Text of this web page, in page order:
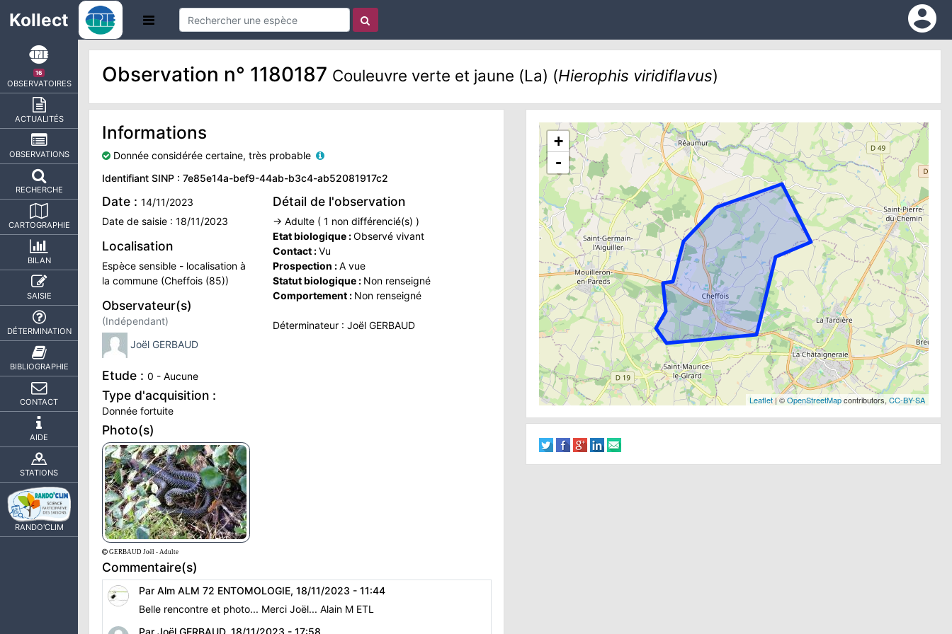
account_circle
Kollect
16
OBSERVATOIRES
ACTUALITÉS
OBSERVATIONS
RECHERCHE
CARTOGRAPHIE
BILAN
SAISIE
DÉTERMINATION
BIBLIOGRAPHIE
CONTACT
AIDE
STATIONS
RANDO'CLIM
Observation n° 1180187 Couleuvre verte et jaune (La) (Hierophis viridiflavus)
Informations
Donnée considérée certaine, très probable
Identifiant SINP : 7e85e14a-bef9-44ab-b3c4-ab52081917c2
Date : 14/11/2023
Date de saisie : 18/11/2023
Localisation
Espèce sensible - localisation à
la commune (Cheffois (85))
Observateur(s)
(Indépendant)
Joël GERBAUD
Etude : 0 - Aucune
Type d'acquisition :
Donnée fortuite
Détail de l'observation
→ Adulte ( 1 non différencié(s) )
Etat biologique :Observé vivant
Contact :Vu
Prospection :A vue
Statut biologique : Non renseigné
Comportement : Non renseigné
Déterminateur : Joël GERBAUD
Photo(s)
GERBAUD Joël - Adulte
Commentaire(s)
Par Alm ALM 72 ENTOMOLOGIE, 18/11/2023 - 11:44
Belle rencontre et photo... Merci Joël... Alain M ETL
Par Joël GERBAUD, 18/11/2023 - 17:58
+
-
Leaflet| ©OpenStreetMapcontributors, CC-BY-SA